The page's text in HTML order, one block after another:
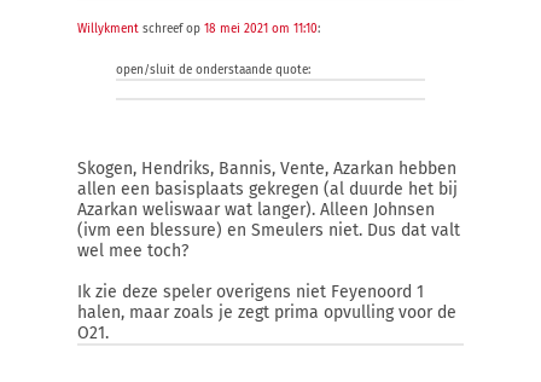
Willykment schreef op 18 mei 2021 om 11:10:
open/sluit de onderstaande quote:
Skogen, Hendriks, Bannis, Vente, Azarkan hebben
allen een basisplaats gekregen (al duurde het bij
Azarkan weliswaar wat langer). Alleen Johnsen
(ivm een blessure) en Smeulers niet. Dus dat valt
wel mee toch?
Ik zie deze speler overigens niet Feyenoord 1
halen, maar zoals je zegt prima opvulling voor de
O21.